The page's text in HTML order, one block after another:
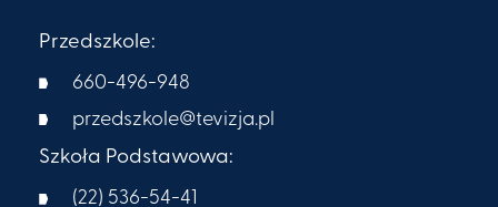
Przedszkole:
660-496-948
przedszkole@tevizja.pl
Szkoła Podstawowa:
(22) 536-54-41